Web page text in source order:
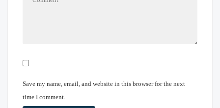
Save my name, email, and website in this browser for the next
time I comment.